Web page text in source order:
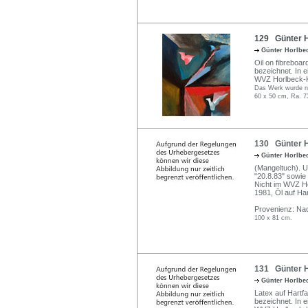
129 Günter
Günter
Oil on
bezeichnet. In
WVZ Horlbeck-
Das Werk wurde
60 x 50 cm, Ra.
130 Günter
Günter
(Mangeltuch).
"20.8.83"
Nicht im WVZ
1981, Öl auf
Provenienz:
100 x 81 cm.
131 Günter
Günter
Latex auf
bezeichnet. In